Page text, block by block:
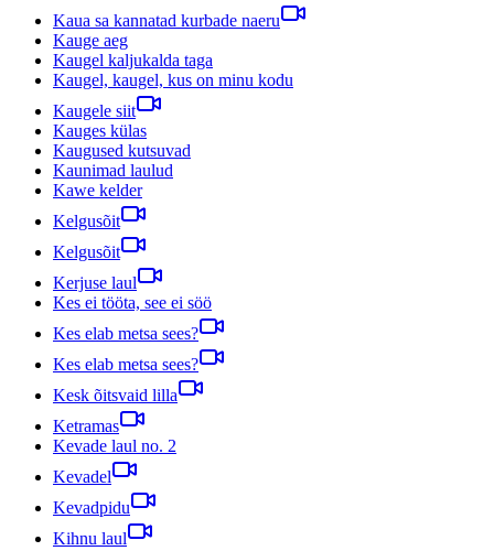
Kaua sa kannatad kurbade naeru
Kauge aeg
Kaugel kaljukalda taga
Kaugel, kaugel, kus on minu kodu
Kaugele siit
Kauges külas
Kaugused kutsuvad
Kaunimad laulud
Kawe kelder
Kelgusõit
Kelgusõit
Kerjuse laul
Kes ei tööta, see ei söö
Kes elab metsa sees?
Kes elab metsa sees?
Kesk õitsvaid lilla
Ketramas
Kevade laul no. 2
Kevadel
Kevadpidu
Kihnu laul